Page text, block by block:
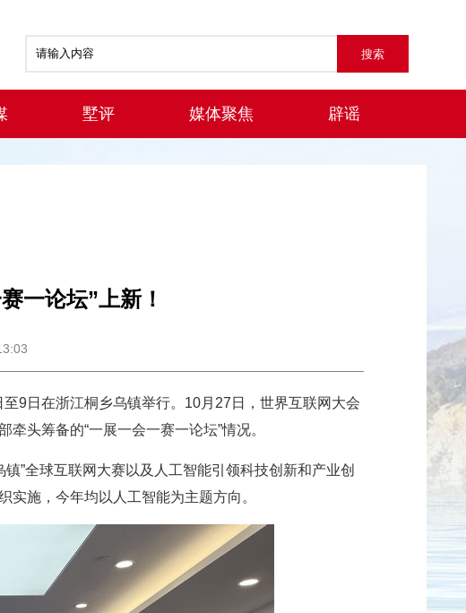
墅评 媒体聚焦 辟谣
一论坛”上新！
9日在浙江桐乡乌镇举行。10月27日，世界互联网大会
头筹备的“一展一会一赛一论坛”情况。
”全球互联网大赛以及人工智能引领科技创新和产业创
施，今年均以人工智能为主题方向。